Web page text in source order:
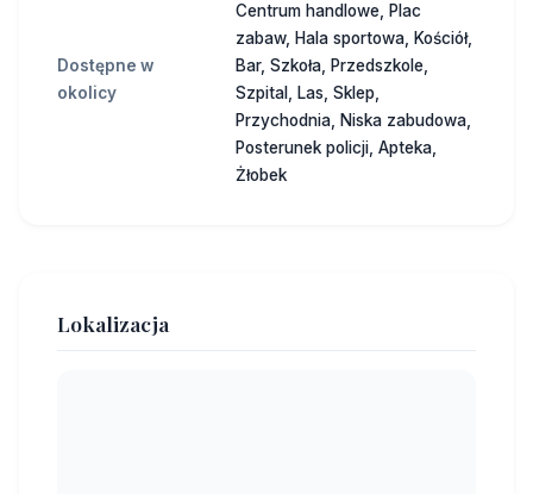
Dostępne w
okolicy
Centrum handlowe, Plac
zabaw, Hala sportowa, Kościół,
Bar, Szkoła, Przedszkole,
Szpital, Las, Sklep,
Przychodnia, Niska zabudowa,
Posterunek policji, Apteka,
Żłobek
Lokalizacja